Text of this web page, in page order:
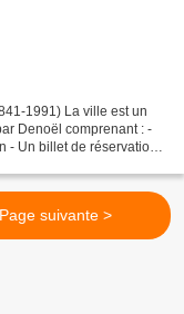
1991) La ville est un
Denoël comprenant : -
- Un billet de réservation
Page suivante >